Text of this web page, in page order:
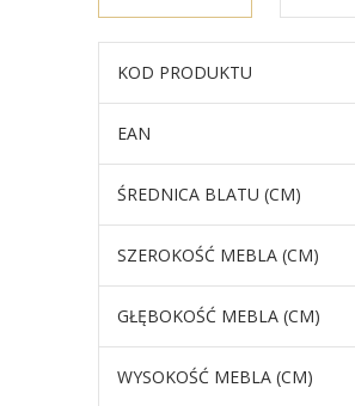
KOD PRODUKTU
EAN
ŚREDNICA BLATU (CM)
SZEROKOŚĆ MEBLA (CM)
GŁĘBOKOŚĆ MEBLA (CM)
WYSOKOŚĆ MEBLA (CM)